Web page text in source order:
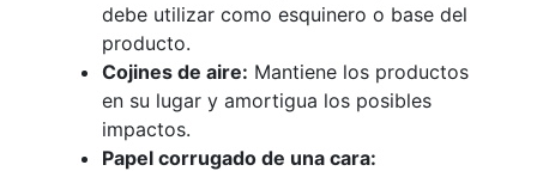
debe utilizar como esquinero o base del
producto.
Cojines de aire: Mantiene los productos
en su lugar y amortigua los posibles
impactos.
Papel corrugado de una cara: